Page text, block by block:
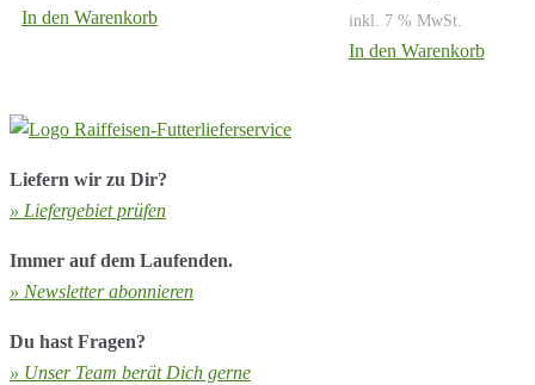
In den Warenkorb inkl. 7 % MwSt.
In den Warenkorb
Liefern wir zu Dir?
» Liefergebiet prüfen
Immer auf dem Laufenden.
» Newsletter abonnieren
Du hast Fragen?
» Unser Team berät Dich gerne